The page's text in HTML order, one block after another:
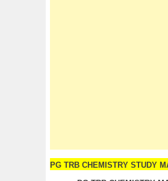
PG TRB CHEMISTRY STUDY